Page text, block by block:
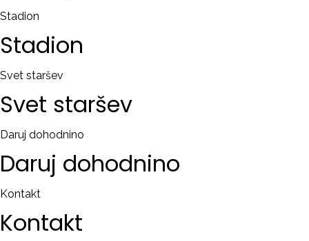
Stadion
Stadion
Svet staršev
Svet staršev
Daruj dohodnino
Daruj dohodnino
Kontakt
Kontakt